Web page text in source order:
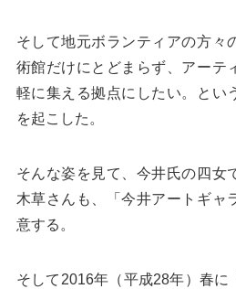
そして地元ボランティアの方々
術館だけにとどまらず、アーテ
軽に集える拠点にしたい。とい
を起こした。
そんな姿を見て、今井氏の四女
木草さんも、「今井アートギャ
意する。
そして2016年（平成28年）春に